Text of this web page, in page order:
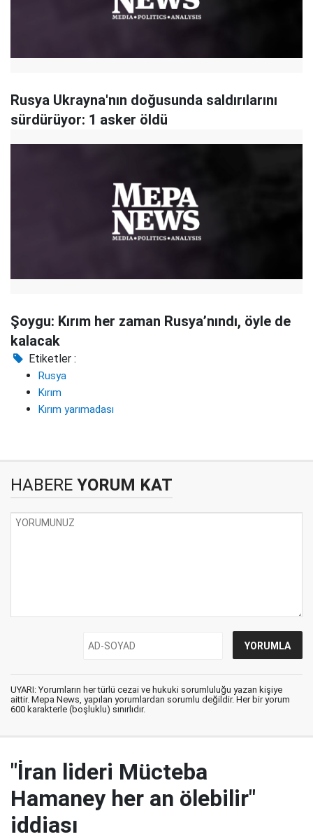
Rusya Ukrayna'nın doğusunda saldırılarını
sürdürüyor: 1 asker öldü
Şoygu: Kırım her zaman Rusya’nındı, öyle de
kalacak
Etiketler :
Rusya
Kırım
Kırım yarımadası
HABERE YORUM KAT
UYARI: Yorumların her türlü cezai ve hukuki sorumluluğu yazan kişiye
aittir. Mepa News, yapılan yorumlardan sorumlu değildir. Her bir yorum
600 karakterle (boşluklu) sınırlıdır.
"İran lideri Mücteba
Hamaney her an ölebilir"
iddiası